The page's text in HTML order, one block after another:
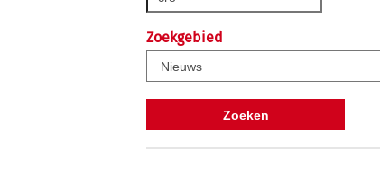
Zoekgebied